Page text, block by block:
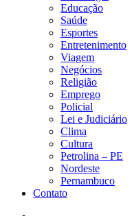
Educação
Saúde
Esportes
Entretenimento
Viagem
Negócios
Religião
Emprego
Policial
Lei e Judiciário
Clima
Cultura
Petrolina – PE
Nordeste
Pernambuco
Contato